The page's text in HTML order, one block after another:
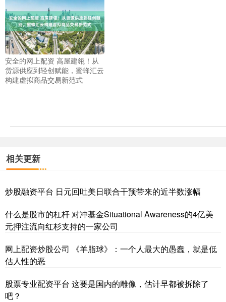
安全的网上配资 高屋建瓴！从
货源供应到轻创赋能，蜜蜂汇云
构建虚拟商品交易新范式
相关更新
炒股融资平台 日元回吐美日联合干预带来的近半数涨幅
什么是股市的杠杆 对冲基金Situational Awareness的4亿美
元押注流向红杉支持的一家公司
网上配资炒股公司 《羊脂球》：一个人最大的愚蠢，就是低
估人性的恶
股票专业配资平台 这要是国内的雕像，估计早都被拆除了
吧？